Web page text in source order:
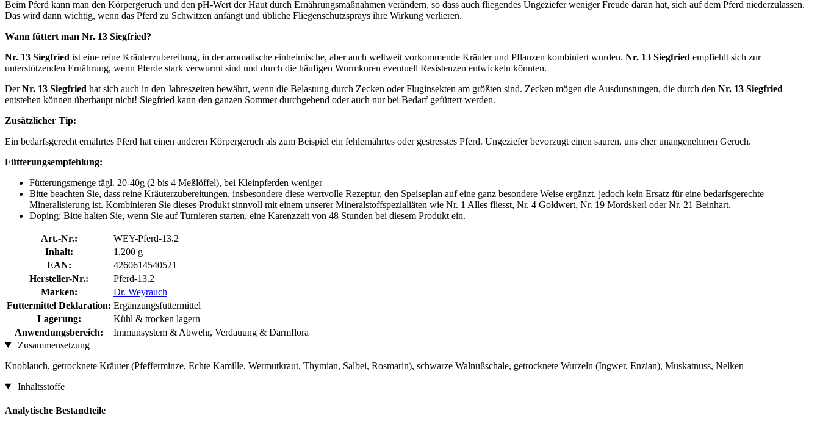
Beim Pferd kann man den Körpergeruch und den pH-Wert der Haut durch Ernährungsmaßnahmen verändern, so dass auch fliegendes Ungeziefer weniger Freude daran hat, sich auf dem Pferd niederzulassen.
Das wird dann wichtig, wenn das Pferd zu Schwitzen anfängt und übliche Fliegenschutzsprays ihre Wirkung verlieren.
Wann füttert man Nr. 13 Siegfried?
Nr. 13 Siegfried ist eine reine Kräuterzubereitung, in der aromatische einheimische, aber auch weltweit vorkommende Kräuter und Pflanzen kombiniert wurden. Nr. 13 Siegfried empfiehlt sich zur
unterstützenden Ernährung, wenn Pferde stark verwurmt sind und durch die häufigen Wurmkuren eventuell Resistenzen entwickeln könnten.
DerNr. 13 Siegfried hat sich auch in den Jahreszeiten bewährt, wenn die Belastung durch Zecken oder Fluginsekten am größten sind. Zecken mögen die Ausdunstungen, die durch den Nr. 13 Siegfried
entstehen können überhaupt nicht! Siegfried kann den ganzen Sommer durchgehend oder auch nur bei Bedarf gefüttert werden.
Zusätzlicher Tip:
Ein bedarfsgerecht ernährtes Pferd hat einen anderen Körpergeruch als zum Beispiel ein fehlernährtes oder gestresstes Pferd. Ungeziefer bevorzugt einen sauren, uns eher unangenehmen Geruch.
Fütterungsempfehlung:
Fütterungsmenge tägl. 20-40g (2 bis 4 Meßlöffel), bei Kleinpferden weniger
Bitte beachten Sie, dass reine Kräuterzubereitungen, insbesondere diese wertvolle Rezeptur, den Speiseplan auf eine ganz besondere Weise ergänzt, jedoch kein Ersatz für eine bedarfsgerechte
Mineralisierung ist. Kombinieren Sie dieses Produkt sinnvoll mit einem unserer Mineralstoffspezialiäten wie Nr. 1 Alles fliesst, Nr. 4 Goldwert, Nr. 19 Mordskerl oder Nr. 21 Beinhart.
Doping: Bitte halten Sie, wenn Sie auf Turnieren starten, eine Karenzzeit von 48 Stunden bei diesem Produkt ein.
Art.-Nr.:
WEY-Pferd-13.2
Inhalt:
1.200 g
EAN:
4260614540521
Hersteller-Nr.:
Pferd-13.2
Marken:
Dr. Weyrauch
Futtermittel Deklaration: Ergänzungsfuttermittel
Lagerung:
Kühl & trocken lagern
Anwendungsbereich:
Immunsystem & Abwehr, Verdauung & Darmflora
Zusammensetzung
Knoblauch, getrocknete Kräuter (Pfefferminze, Echte Kamille, Wermutkraut, Thymian, Salbei, Rosmarin), schwarze Walnußschale, getrocknete Wurzeln (Ingwer, Enzian), Muskatnuss, Nelken
Inhaltsstoffe
Analytische Bestandteile